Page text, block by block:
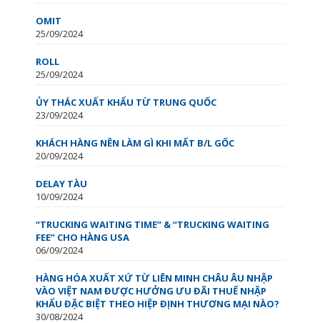
OMIT
25/09/2024
ROLL
25/09/2024
ỦY THÁC XUẤT KHẨU TỪ TRUNG QUỐC
23/09/2024
KHÁCH HÀNG NÊN LÀM GÌ KHI MẤT B/L GỐC
20/09/2024
DELAY TÀU
10/09/2024
“TRUCKING WAITING TIME” & “TRUCKING WAITING
FEE” CHO HÀNG USA
06/09/2024
HÀNG HÓA XUẤT XỨ TỪ LIÊN MINH CHÂU ÂU NHẬP
VÀO VIỆT NAM ĐƯỢC HƯỞNG ƯU ĐÃI THUẾ NHẬP
KHẨU ĐẶC BIỆT THEO HIỆP ĐỊNH THƯƠNG MẠI NÀO?
30/08/2024